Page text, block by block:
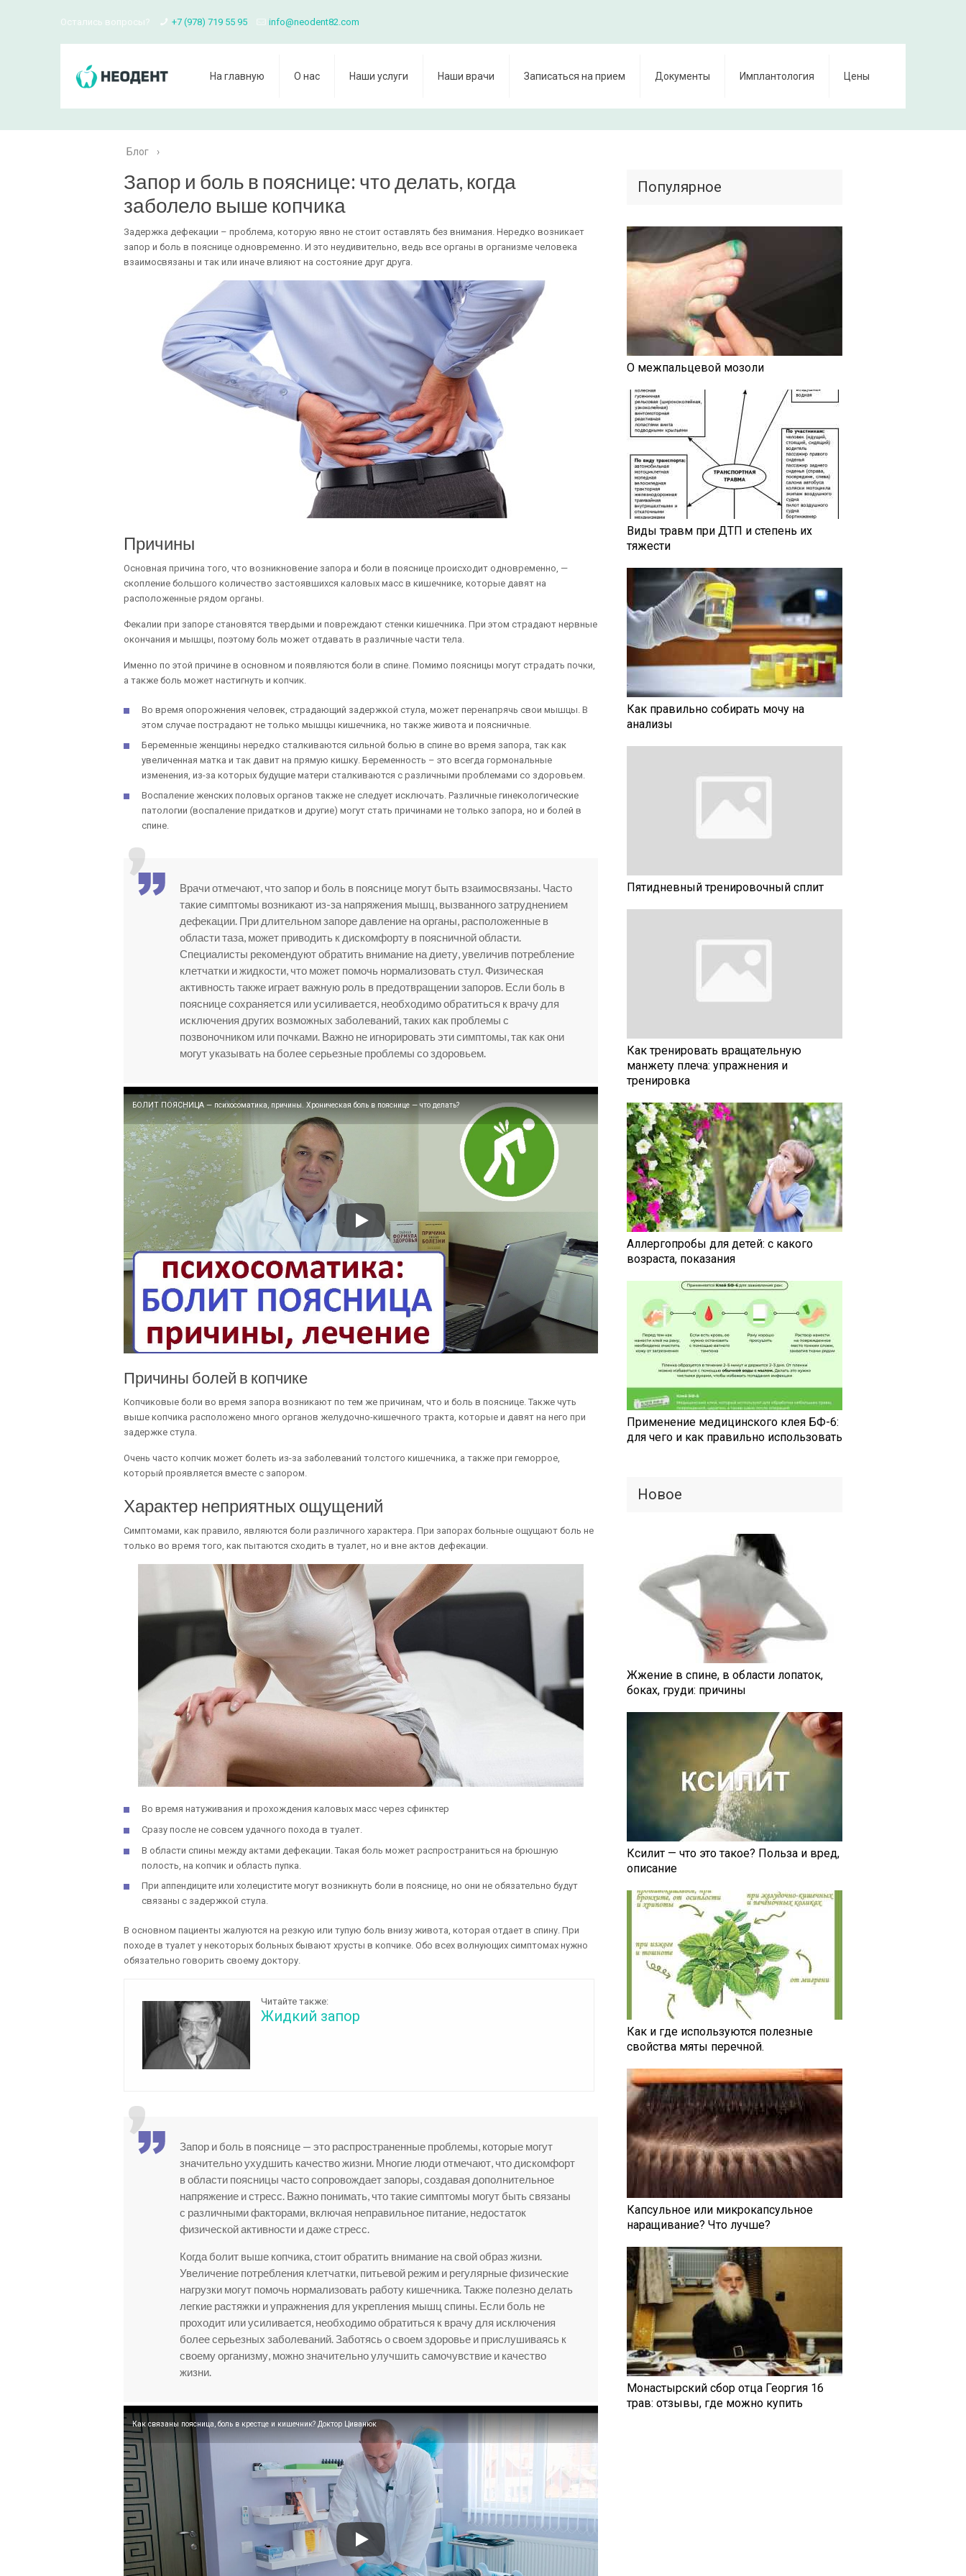
Остались вопросы? +7 (978) 719 55 95 info@neodent82.com
На главную О нас Наши услуги Наши врачи Записаться на прием Документы Имплантология Цены
Блог ›
Запор и боль в пояснице: что делать, когда
заболело выше копчика
Задержка дефекации – проблема, которую явно не стоит оставлять без внимания. Нередко возникает
запор и боль в пояснице одновременно. И это неудивительно, ведь все органы в организме человека
взаимосвязаны и так или иначе влияют на состояние друг друга.
Причины
Основная причина того, что возникновение запора и боли в пояснице происходит одновременно, —
скопление большого количество застоявшихся каловых масс в кишечнике, которые давят на
расположенные рядом органы.
Фекалии при запоре становятся твердыми и повреждают стенки кишечника. При этом страдают нервные
окончания и мышцы, поэтому боль может отдавать в различные части тела.
Именно по этой причине в основном и появляются боли в спине. Помимо поясницы могут страдать почки,
а также боль может настигнуть и копчик.
Во время опорожнения человек, страдающий задержкой стула, может перенапрячь свои мышцы. В
этом случае пострадают не только мышцы кишечника, но также живота и поясничные.
Беременные женщины нередко сталкиваются сильной болью в спине во время запора, так как
увеличенная матка и так давит на прямую кишку. Беременность – это всегда гормональные
изменения, из-за которых будущие матери сталкиваются с различными проблемами со здоровьем.
Воспаление женских половых органов также не следует исключать. Различные гинекологические
патологии (воспаление придатков и другие) могут стать причинами не только запора, но и болей в
спине.
Врачи отмечают, что запор и боль в пояснице могут быть взаимосвязаны. Часто
такие симптомы возникают из-за напряжения мышц, вызванного затруднением
дефекации. При длительном запоре давление на органы, расположенные в
области таза, может приводить к дискомфорту в поясничной области.
Специалисты рекомендуют обратить внимание на диету, увеличив потребление
клетчатки и жидкости, что может помочь нормализовать стул. Физическая
активность также играет важную роль в предотвращении запоров. Если боль в
пояснице сохраняется или усиливается, необходимо обратиться к врачу для
исключения других возможных заболеваний, таких как проблемы с
позвоночником или почками. Важно не игнорировать эти симптомы, так как они
могут указывать на более серьезные проблемы со здоровьем.
БОЛИТ ПОЯСНИЦА — психосоматика, причины. Хроническая боль в пояснице — что делать?
Причины болей в копчике
Копчиковые боли во время запора возникают по тем же причинам, что и боль в пояснице. Также чуть
выше копчика расположено много органов желудочно-кишечного тракта, которые и давят на него при
задержке стула.
Очень часто копчик может болеть из-за заболеваний толстого кишечника, а также при геморрое,
который проявляется вместе с запором.
Характер неприятных ощущений
Симптомами, как правило, являются боли различного характера. При запорах больные ощущают боль не
только во время того, как пытаются сходить в туалет, но и вне актов дефекации.
Во время натуживания и прохождения каловых масс через сфинктер
Сразу после не совсем удачного похода в туалет.
В области спины между актами дефекации. Такая боль может распространиться на брюшную
полость, на копчик и область пупка.
При аппендиците или холецистите могут возникнуть боли в пояснице, но они не обязательно будут
связаны с задержкой стула.
В основном пациенты жалуются на резкую или тупую боль внизу живота, которая отдает в спину. При
походе в туалет у некоторых больных бывают хрусты в копчике. Обо всех волнующих симптомах нужно
обязательно говорить своему доктору.
Читайте также:
Жидкий запор
Запор и боль в пояснице — это распространенные проблемы, которые могут
значительно ухудшить качество жизни. Многие люди отмечают, что дискомфорт
в области поясницы часто сопровождает запоры, создавая дополнительное
напряжение и стресс. Важно понимать, что такие симптомы могут быть связаны
с различными факторами, включая неправильное питание, недостаток
физической активности и даже стресс.
Когда болит выше копчика, стоит обратить внимание на свой образ жизни.
Увеличение потребления клетчатки, питьевой режим и регулярные физические
нагрузки могут помочь нормализовать работу кишечника. Также полезно делать
легкие растяжки и упражнения для укрепления мышц спины. Если боль не
проходит или усиливается, необходимо обратиться к врачу для исключения
более серьезных заболеваний. Заботясь о своем здоровье и прислушиваясь к
своему организму, можно значительно улучшить самочувствие и качество
жизни.
Как связаны поясница, боль в крестце и кишечник? Доктор Циванюк
Популярное
О межпальцевой мозоли
Виды травм при ДТП и степень их
тяжести
Как правильно собирать мочу на
анализы
Пятидневный тренировочный сплит
Как тренировать вращательную
манжету плеча: упражнения и
тренировка
Аллергопробы для детей: с какого
возраста, показания
Применение медицинского клея БФ-6:
для чего и как правильно использовать
Новое
Жжение в спине, в области лопаток,
боках, груди: причины
Ксилит — что это такое? Польза и вред,
описание
Как и где используются полезные
свойства мяты перечной.
Капсульное или микрокапсульное
наращивание? Что лучше?
Монастырский сбор отца Георгия 16
трав: отзывы, где можно купить